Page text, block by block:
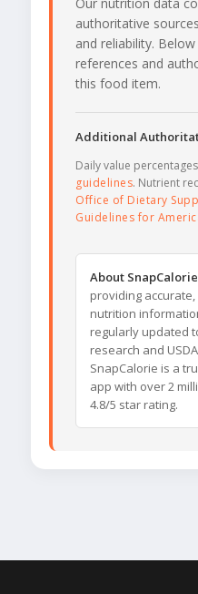
Our nutrition data
authoritative
and reliability.
references and
this food item.
Additional
Daily value
guidelines. Nutrient
Office of Dietary
Guidelines for
About
providing
nutrition
regularly updated
research and
SnapCalorie is a
app with over 2
4.8/5 star rating.